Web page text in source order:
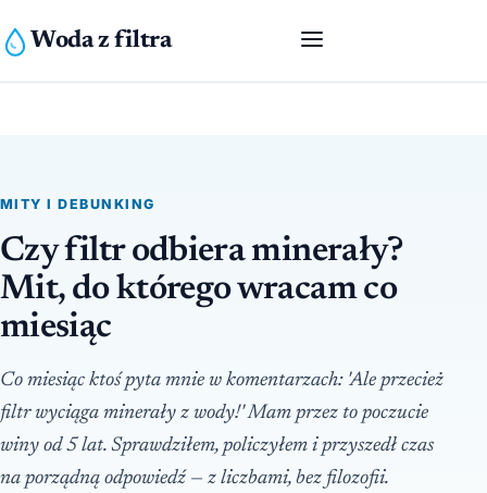
Woda z filtra
MITY I DEBUNKING
Czy filtr odbiera minerały?
Mit, do którego wracam co
miesiąc
Co miesiąc ktoś pyta mnie w komentarzach: 'Ale przecież
filtr wyciąga minerały z wody!' Mam przez to poczucie
winy od 5 lat. Sprawdziłem, policzyłem i przyszedł czas
na porządną odpowiedź — z liczbami, bez filozofii.